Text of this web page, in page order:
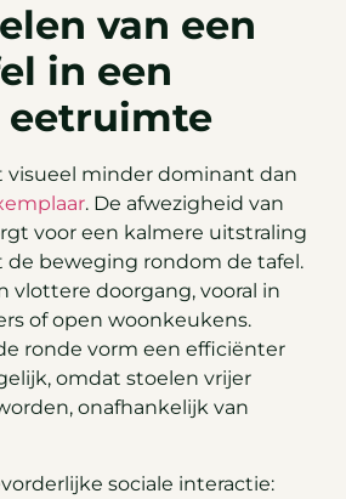
van een
in een
eetruimte
visueel minder dominant dan
. De afwezigheid van
voor een kalmere uitstraling
beweging rondom de tafel.
vlottere doorgang, vooral in
of open woonkeukens.
ronde vorm een efficiënter
omdat stoelen vrijer
onafhankelijk van
sociale interactie: